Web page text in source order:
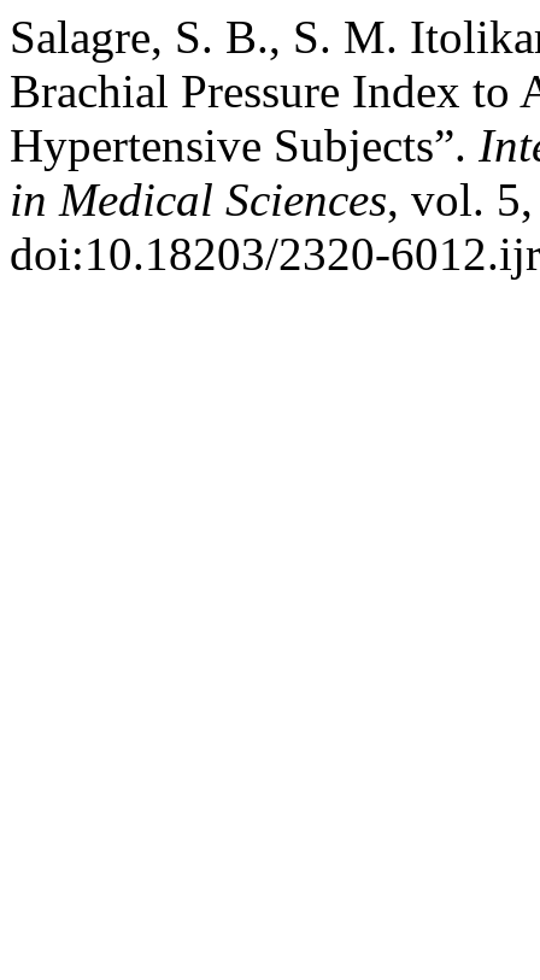
Salagre, S. B., S. M.
Brachial Pressure Index to
Hypertensive Subjects”.
in Medical Sciences, vol.
doi:10.18203/2320-